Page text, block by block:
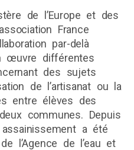
de l’Europe et des
France
par-delà
œuvre différentes
des sujets
de l’artisanat ou la
entre élèves des
communes. Depuis
a été
l’Agence de l’eau et